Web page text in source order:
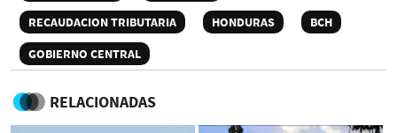
RECAUDACION TRIBUTARIA
HONDURAS
BCH
GOBIERNO CENTRAL
RELACIONADAS